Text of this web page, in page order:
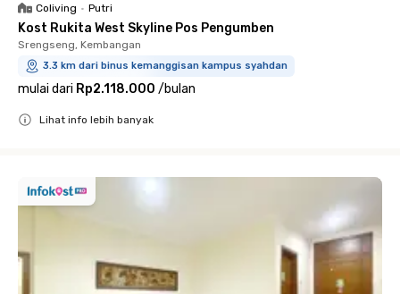
Coliving • Putri
Kost Rukita West Skyline Pos Pengumben
Srengseng, Kembangan
3.3 km dari binus kemanggisan kampus syahdan
mulai dari Rp2.118.000 /bulan
Lihat info lebih banyak